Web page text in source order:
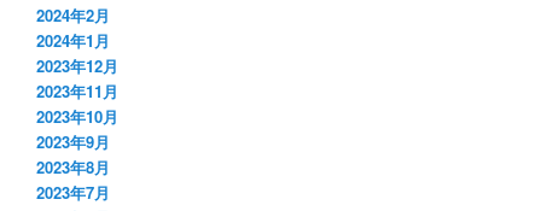
2024年2月
2024年1月
2023年12月
2023年11月
2023年10月
2023年9月
2023年8月
2023年7月